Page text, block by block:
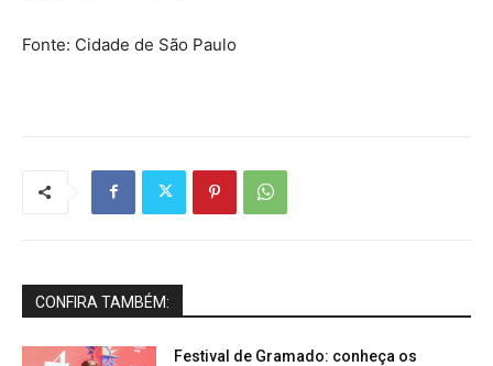
Fonte: Cidade de São Paulo
CONFIRA TAMBÉM:
Festival de Gramado: conheça os